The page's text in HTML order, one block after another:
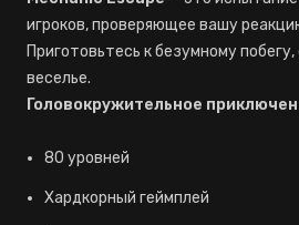
игроков, проверяющее вашу
Приготовьтесь к безумному
веселье.
Головокружительное
80 уровней
Хардкорный геймплей